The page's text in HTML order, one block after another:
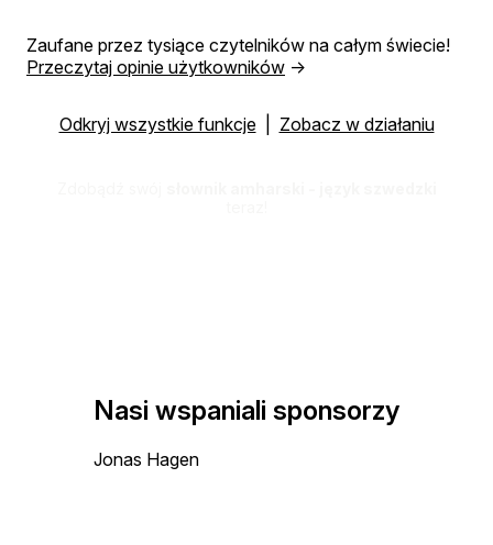
Zaufane przez tysiące czytelników na całym świecie!
Przeczytaj opinie użytkowników →
Odkryj wszystkie funkcje| Zobacz w działaniu
Nasi wspaniali sponsorzy
Jonas Hagen